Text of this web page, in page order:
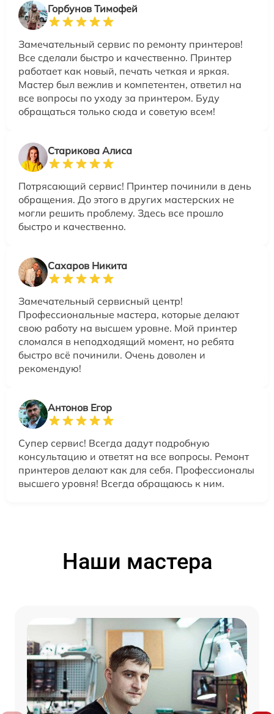
Горбунов Тимофей
Замечательный сервис по ремонту принтеров!
Все сделали быстро и качественно. Принтер
работает как новый, печать четкая и яркая.
Мастер был вежлив и компетентен, ответил на
все вопросы по уходу за принтером. Буду
обращаться только сюда и советую всем!
Старикова Алиса
Потрясающий сервис! Принтер починили в день
обращения. До этого в других мастерских не
могли решить проблему. Здесь все прошло
быстро и качественно.
Сахаров Никита
Замечательный сервисный центр!
Профессиональные мастера, которые делают
свою работу на высшем уровне. Мой принтер
сломался в неподходящий момент, но ребята
быстро всё починили. Очень доволен и
рекомендую!
Антонов Егор
Супер сервис! Всегда дадут подробную
консультацию и ответят на все вопросы. Ремонт
принтеров делают как для себя. Профессионалы
высшего уровня! Всегда обращаюсь к ним.
Наши мастера